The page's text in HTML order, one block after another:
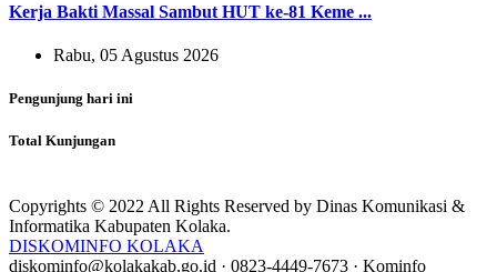
Kerja Bakti Massal Sambut HUT ke-81 Keme ...
Rabu, 05 Agustus 2026
Pengunjung hari ini
Total Kunjungan
Copyrights © 2022 All Rights Reserved by Dinas Komunikasi &
Informatika Kabupaten Kolaka.
DISKOMINFO KOLAKA
diskominfo@kolakakab.go.id · 0823-4449-7673 · Kominfo